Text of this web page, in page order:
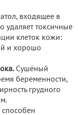
входящее в
удаляет токсичные
клеток кожи:
и хорошо
Сушёный
беременности,
грудного